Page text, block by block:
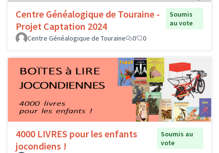
Centre Généalogique de Touraine -
Projet Captation 2024
Soumis
au vote
Centre Généalogique de Touraine
0 0
4000 LIVRES pour les enfants
jocondiens !
Soumis au
vote